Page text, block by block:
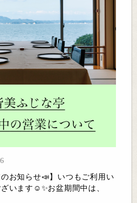
のお知らせ📣】いつもご利用い
います☺✨お盆期間中は、